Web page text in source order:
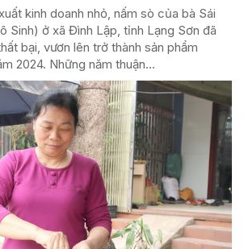
kinh doanh nhỏ, nấm sò của bà Sái
Sinh) ở xã Đình Lập, tỉnh Lạng Sơn đã
bại, vươn lên trở thành sản phẩm
2024. Những năm thuận...